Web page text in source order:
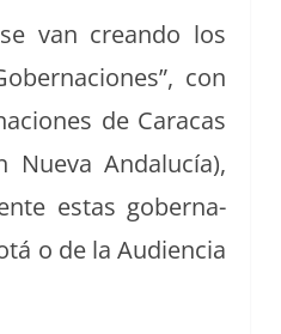
van cre­an­do los
con
de Cara­cas
Nue­va Andalucía),
estas gob­er­na­
o de la Audi­en­cia